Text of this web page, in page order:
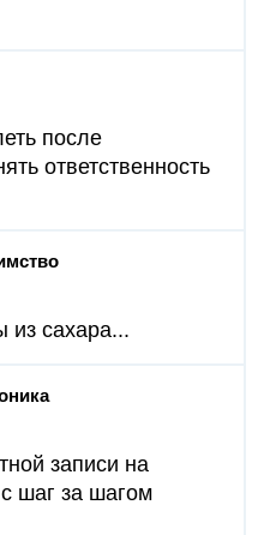
после
ответственность
из сахара...
записи на
шаг за шагом